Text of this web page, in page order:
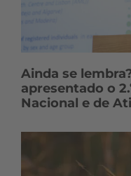
Ainda se
apresentado o
Nacional e de